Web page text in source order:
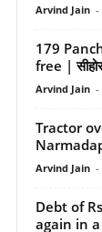
Arvind Jain -
179
free |
Arvind Jain -
Tractor
Arvind Jain -
Debt of
again in